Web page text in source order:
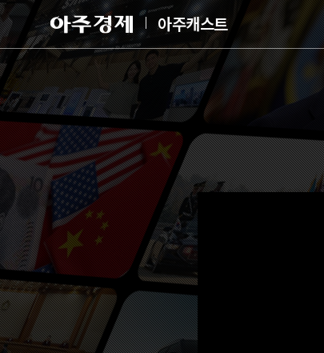
아
주
경
제
아주캐스트